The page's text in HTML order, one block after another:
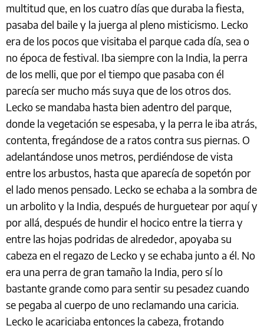
multitud que, en los cuatro días que duraba la fiesta,
pasaba del baile y la juerga al pleno misticismo. Lecko
era de los pocos que visitaba el parque cada día, sea o
no época de festival. Iba siempre con la India, la perra
de los melli, que por el tiempo que pasaba con él
parecía ser mucho más suya que de los otros dos.
Lecko se mandaba hasta bien adentro del parque,
donde la vegetación se espesaba, y la perra le iba atrás,
contenta, fregándose de a ratos contra sus piernas. O
adelantándose unos metros, perdiéndose de vista
entre los arbustos, hasta que aparecía de sopetón por
el lado menos pensado. Lecko se echaba a la sombra de
un arbolito y la India, después de hurguetear por aquí y
por allá, después de hundir el hocico entre la tierra y
entre las hojas podridas de alrededor, apoyaba su
cabeza en el regazo de Lecko y se echaba junto a él. No
era una perra de gran tamaño la India, pero sí lo
bastante grande como para sentir su pesadez cuando
se pegaba al cuerpo de uno reclamando una caricia.
Lecko le acariciaba entonces la cabeza, frotando